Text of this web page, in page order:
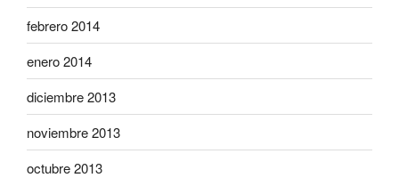
febrero 2014
enero 2014
diciembre 2013
noviembre 2013
octubre 2013